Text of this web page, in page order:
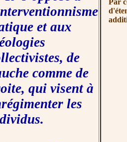
et aux
de
comme de
qui visent à
les
Par